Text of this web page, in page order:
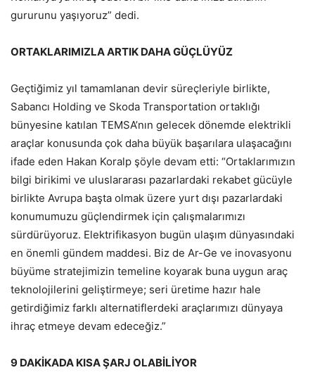
gururunu yaşıyoruz” dedi.
ORTAKLARIMIZLA ARTIK DAHA GÜÇLÜYÜZ
Geçtiğimiz yıl tamamlanan devir süreçleriyle birlikte,
Sabancı Holding ve Skoda Transportation ortaklığı
bünyesine katılan TEMSA’nın gelecek dönemde elektrikli
araçlar konusunda çok daha büyük başarılara ulaşacağını
ifade eden Hakan Koralp şöyle devam etti: “Ortaklarımızın
bilgi birikimi ve uluslararası pazarlardaki rekabet gücüyle
birlikte Avrupa başta olmak üzere yurt dışı pazarlardaki
konumumuzu güçlendirmek için çalışmalarımızı
sürdürüyoruz. Elektrifikasyon bugün ulaşım dünyasındaki
en önemli gündem maddesi. Biz de Ar-Ge ve inovasyonu
büyüme stratejimizin temeline koyarak buna uygun araç
teknolojilerini geliştirmeye; seri üretime hazır hale
getirdiğimiz farklı alternatiflerdeki araçlarımızı dünyaya
ihraç etmeye devam edeceğiz.”
9 DAKİKADA KISA ŞARJ OLABİLİYOR